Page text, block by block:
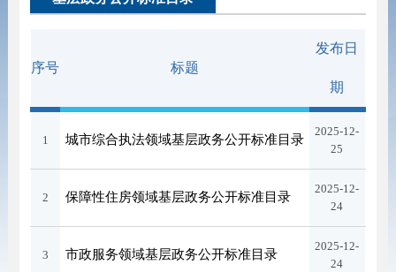
序号 标题
发布日
期
1 城市综合执法领域基层政务公开标准目录
2025-12-
25
2 保障性住房领域基层政务公开标准目录
2025-12-
24
3 市政服务领域基层政务公开标准目录
2025-12-
24